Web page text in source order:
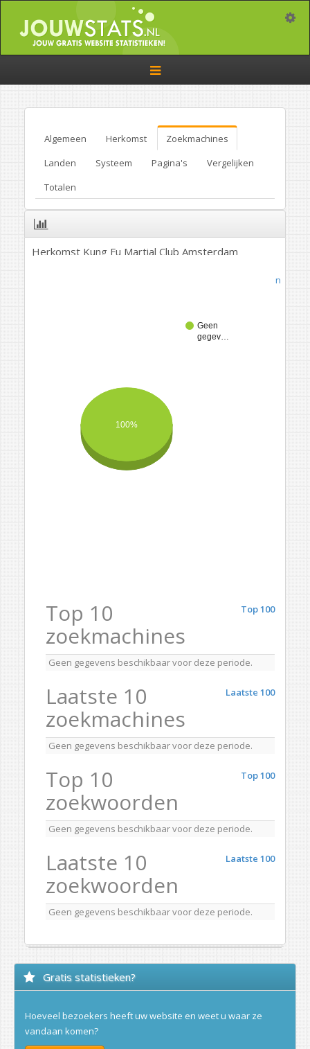
Toggle
navigation
Algemeen Herkomst
Zoekmachines
Landen
Systeem Pagina's
Vergelijken
Totalen
Herkomst Kung Fu Martial Club Amsterdam
Algemeen
Geen
gegev…
100%
Top 100
Top 10
zoekmachines
Geen gegevens beschikbaar voor deze periode.
Laatste 100
Laatste 10
zoekmachines
Geen gegevens beschikbaar voor deze periode.
Top 100
Top 10
zoekwoorden
Geen gegevens beschikbaar voor deze periode.
Laatste 100
Laatste 10
zoekwoorden
Geen gegevens beschikbaar voor deze periode.
Gratis statistieken?
Hoeveel bezoekers heeft uw website en weet u waar ze
vandaan komen?